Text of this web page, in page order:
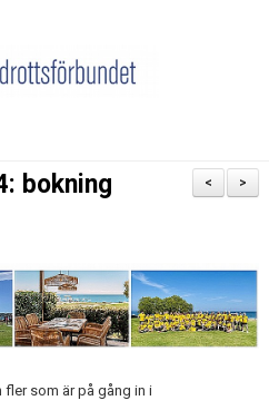
>
<
bokning
fler som är på gång in i